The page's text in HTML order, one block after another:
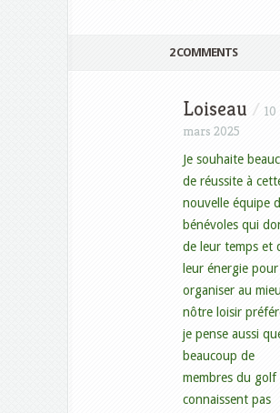
2 COMMENTS
Loiseau / 10
mars 2025
Je souhaite
de réussite à
nouvelle équipe
bénévoles qui
de leur temps et
leur énergie pour
organiser au
nôtre loisir
je pense aussi
beaucoup de
membres du golf
connaissent pas